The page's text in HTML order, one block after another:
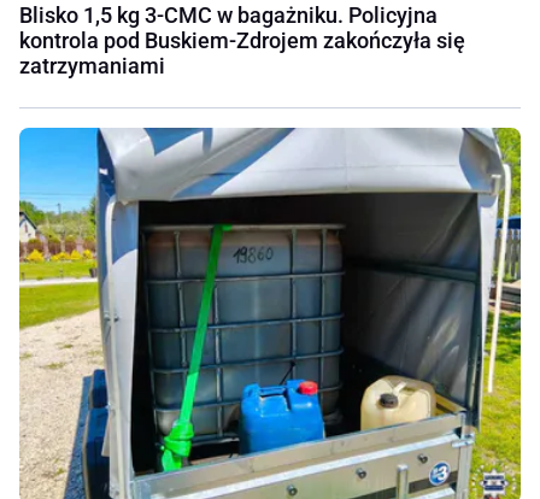
Blisko 1,5 kg 3-CMC w bagażniku. Policyjna
kontrola pod Buskiem-Zdrojem zakończyła się
zatrzymaniami